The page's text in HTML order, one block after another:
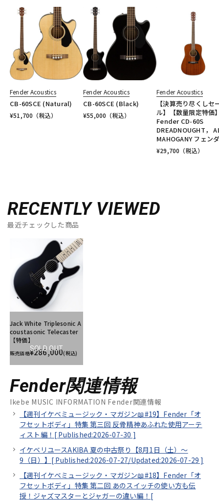
Fender Acoustics
CB-60SCE (Natural)
¥51,700 （税込）
Fender Acoustics
CB-60SCE (Black)
¥55,000 （税込）
Fender Acoustics
【決算売り尽くしセ
ル】【数量限定特価
Fender CD-60S
DREADNOUGHT，
MAHOGANY フェン
¥29,700 （税込）
RECENTLY VIEWED
最近チェックした商品
SOLD OUT
Jack White Triplesonic A
coustasonic Telecaster
【特価】
販売価格¥286,000(税込)
Fender関連情報
Ikebe MUSIC INFORMATION Fender関連情報
【週刊イケベミュージック・マガジン📖#19】Fender「オ
フセットボディ」特集 第三回 反骨精神あふれた使用アーテ
ィスト編！[ Published:2026-07-30 ]
イケベリユースAKIBA 夏の中古祭り【8月1日（土）～
9（日）】[ Published:2026-07-27/Updated:2026-07-29 ]
【週刊イケベミュージック・マガジン📖#18】Fender「オ
フセットボディ」特集 第二回 あのスイッチの使い方も伝
授！ジャズマスターとジャガーの違い編！[